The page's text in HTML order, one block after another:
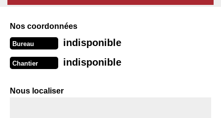
Nos coordonnées
Bureau indisponible
Chantier indisponible
Nous localiser